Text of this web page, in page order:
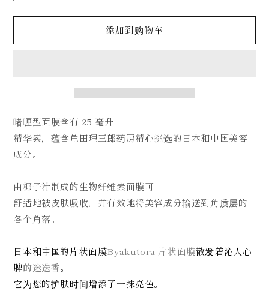
Wakan
用
量。
Wakan
"Byakko
用
量。
添加到购物车
啫喱型面膜含有 25 毫升
精华素，蕴含龟田理三郎药房精心挑选的日本和中国美容
成分。
由椰子汁制成的生物纤维素面膜可
舒适地被皮肤吸收，并有效地将美容成分输送到角质层的
各个角落。
日本和中国的片状面膜Byakutora 片状面膜散发着沁人心
脾的迷迭香。
它为您的护肤时间增添了一抹亮色。